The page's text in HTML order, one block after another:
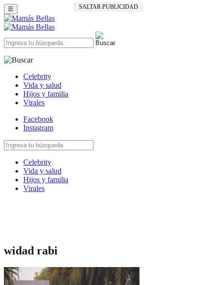
SALTAR PUBLICIDAD
☰
Celebrity
Vida y salud
Hijos y familia
Virales
Facebook
Instagram
Celebrity
Vida y salud
Hijos y familia
Virales
widad rabi